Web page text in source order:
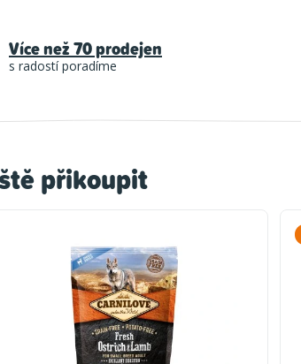
přikoupit
Více než 70 prodejen
s radostí poradíme